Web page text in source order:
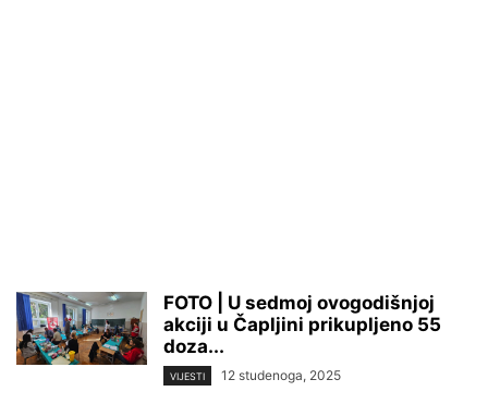
FOTO | U sedmoj ovogodišnjoj
akciji u Čapljini prikupljeno 55
doza...
VIJESTI 12 studenoga, 2025